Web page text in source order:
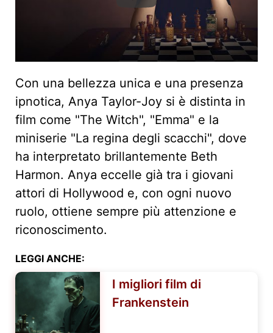
Con una bellezza unica e una presenza
ipnotica, Anya Taylor-Joy si è distinta in
film come "The Witch", "Emma" e la
miniserie "La regina degli scacchi", dove
ha interpretato brillantemente Beth
Harmon. Anya eccelle già tra i giovani
attori di Hollywood e, con ogni nuovo
ruolo, ottiene sempre più attenzione e
riconoscimento.
LEGGI ANCHE:
I migliori film di
Frankenstein